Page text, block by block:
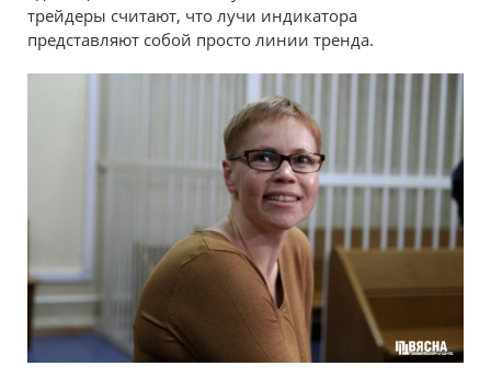
трейдеры считают, что лучи индикатора
представляют собой просто линии тренда.